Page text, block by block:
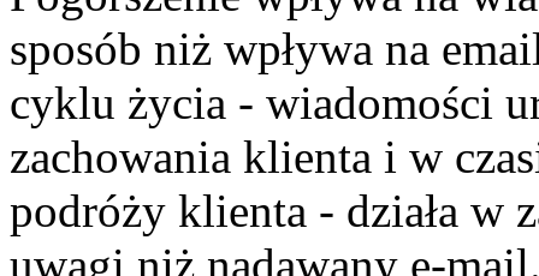
sposób niż wpływa na
cyklu życia - wiadomości
zachowania klienta i w
podróży klienta - działa w
uwagi niż nadawany e-